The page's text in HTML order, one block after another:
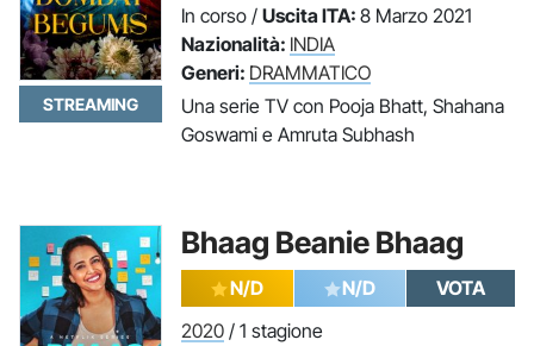
STREAMING
In corso / Uscita ITA: 8 Marzo 2021
Nazionalità: INDIA
Generi: DRAMMATICO
Una serie TV con Pooja Bhatt, Shahana
Goswami e Amruta Subhash
Bhaag Beanie Bhaag
N/D N/D
VOTA
2020 / 1 stagione